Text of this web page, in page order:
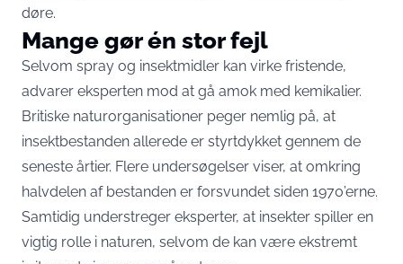
døre.
Mange gør én stor fejl
Selvom spray og insektmidler kan virke fristende,
advarer eksperten mod at gå amok med kemikalier.
Britiske naturorganisationer peger nemlig på, at
insektbestanden allerede er styrtdykket gennem de
seneste årtier. Flere undersøgelser viser, at omkring
halvdelen af bestanden er forsvundet siden 1970’erne.
Samtidig understreger eksperter, at insekter spiller en
vigtig rolle i naturen, selvom de kan være ekstremt